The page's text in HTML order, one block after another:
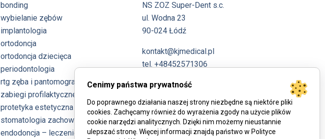
Cenimy państwa prywatność
Do poprawnego działania naszej strony niezbędne są niektóre pliki
cookies. Zachęcamy również do wyrażenia zgody na użycie plików
cookie narzędzi analitycznych. Dzięki nim możemy nieustannie
ulepszać stronę. Więcej informacji znajdą państwo w Polityce
bonding
wybielanie zębów
implantologia
ortodoncja
ortodoncja dziecięca
periodontologia
rtg zęba i pantomogram
zabiegi profilaktyczne
protetyka estetyczna
stomatologia zachowawcza
endodoncja – leczenie kanałowe
NS ZOZ Super-Dent s.c.
ul. Wodna 23
90-024 Łódź
kontakt@kjmedical.pl
tel. +48452571306